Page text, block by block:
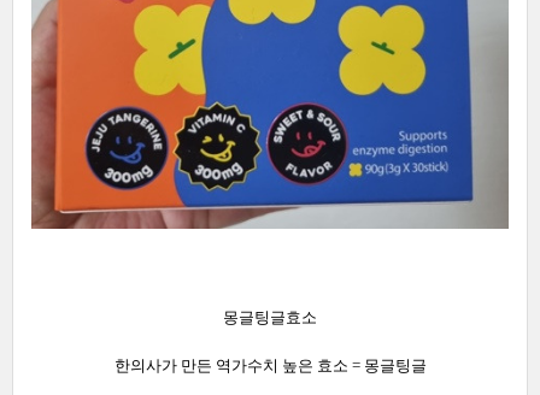
몽글팅글효소
한의사가 만든 역가수치 높은 효소 = 몽글팅글